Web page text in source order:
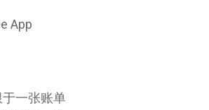
App
一张账单